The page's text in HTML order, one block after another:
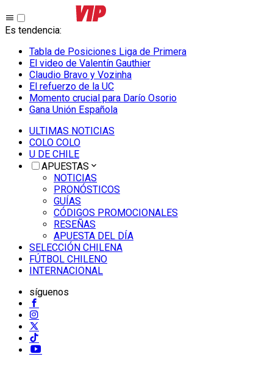
Es tendencia:
Tabla de Posiciones Liga de Primera
El video de Valentín Gauthier
Claudio Bravo y Vozinha
El refuerzo de la UC
Momento crucial para Darío Osorio
Gana Unión Española
ULTIMAS NOTICIAS
COLO COLO
U DE CHILE
APUESTAS
NOTICIAS
PRONÓSTICOS
GUÍAS
CÓDIGOS PROMOCIONALES
RESEÑAS
APUESTA DEL DÍA
SELECCIÓN CHILENA
FÚTBOL CHILENO
INTERNACIONAL
síguenos